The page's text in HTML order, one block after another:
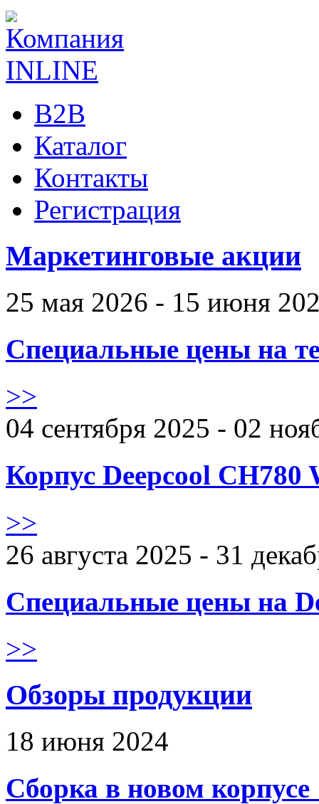
B2B
Каталог
Контакты
Регистрация
Маркетинговые акции
25 мая 2026 - 15 июня
Специальные цены на
>>
04 сентября 2025 - 02
Корпус Deepcool CH780
>>
26 августа 2025 - 31
Специальные цены на
>>
Обзоры продукции
18 июня 2024
Сборка в новом